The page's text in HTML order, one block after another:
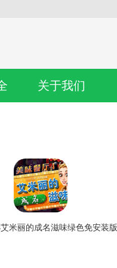
关于我们
米丽的成名滋味绿色免安装版